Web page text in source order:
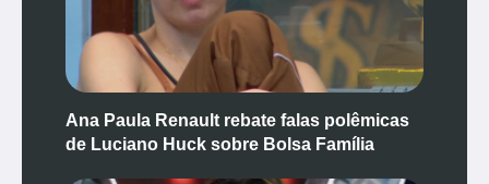
Ana Paula Renault rebate falas polêmicas
de Luciano Huck sobre Bolsa Família